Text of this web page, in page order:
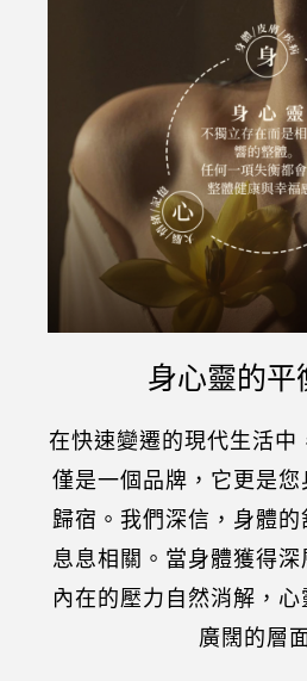
身心靈的平
在快速變遷的現代生活中
僅是一個品牌，它更是
歸宿。我們深信，身體
息息相關。當身體獲得深
內在的壓力自然消解，
廣闊的層